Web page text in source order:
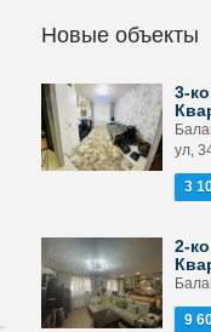
Новые объекты
3-
ул,
3
2-
9